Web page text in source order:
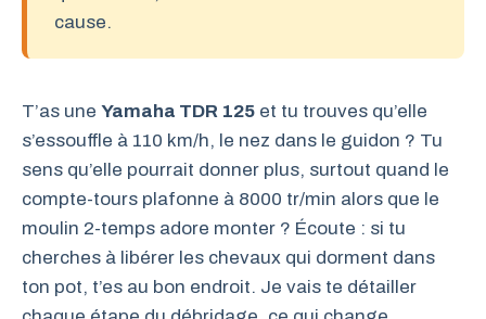
cause.
T’as une Yamaha TDR 125 et tu trouves qu’elle
s’essouffle à 110 km/h, le nez dans le guidon ? Tu
sens qu’elle pourrait donner plus, surtout quand le
compte-tours plafonne à 8000 tr/min alors que le
moulin 2-temps adore monter ? Écoute : si tu
cherches à libérer les chevaux qui dorment dans
ton pot, t’es au bon endroit. Je vais te détailler